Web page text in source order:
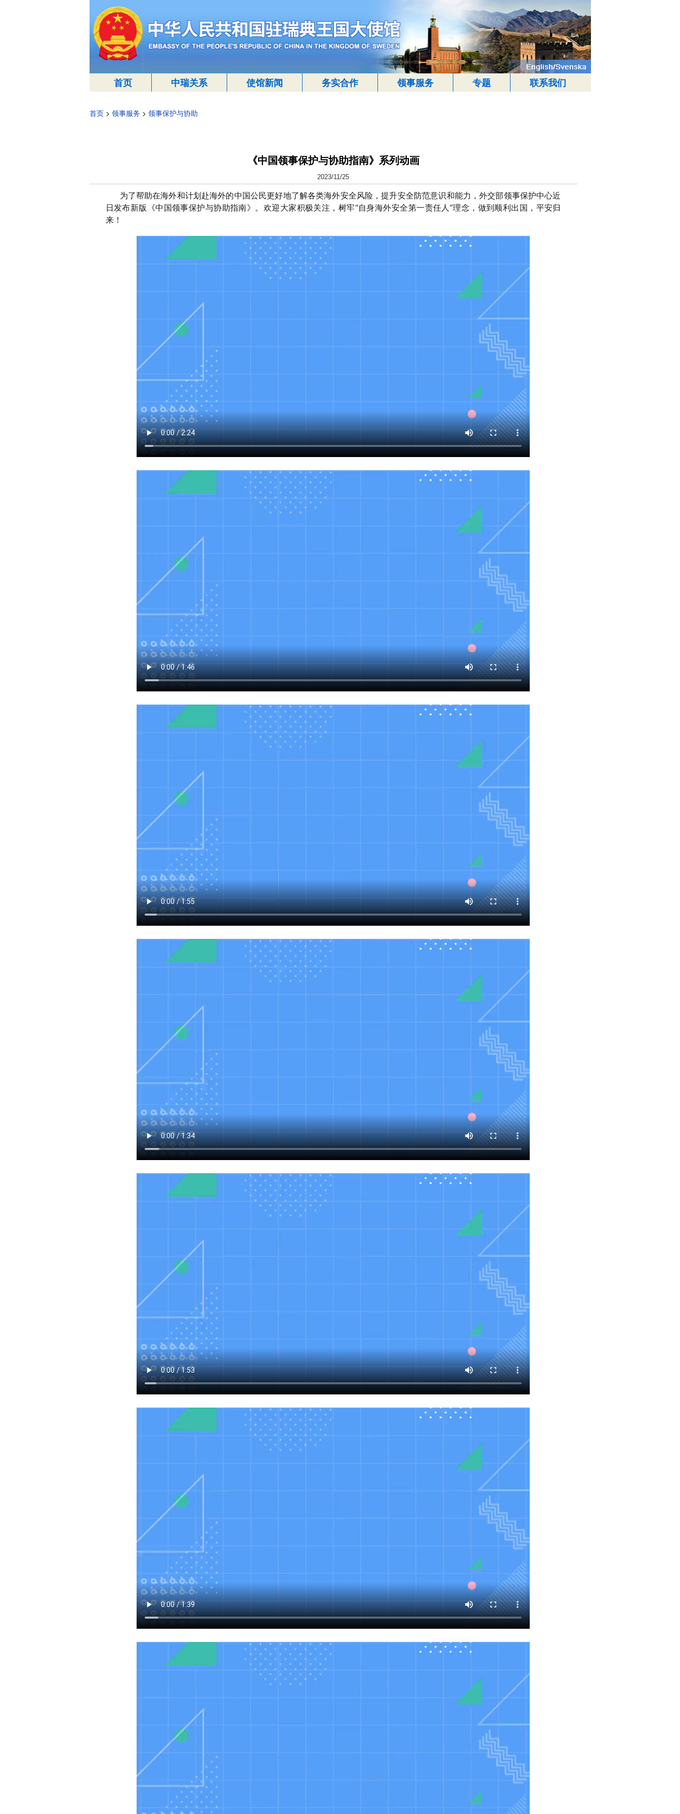
首页 中瑞关系 使馆新闻 务实合作 领事服务 专题 联系我们
首页> 领事服务 > 领事保护与协助
《中国领事保护与协助指南》系列动画
2023/11/25
为了帮助在海外和计划赴海外的中国公民更好地了解各类海外安全风险，提升安全防范意识和能力，外交部领事保护中心近
日发布新版《中国领事保护与协助指南》。欢迎大家积极关注，树牢“自身海外安全第一责任人”理念，做到顺利出国，平安归
来！